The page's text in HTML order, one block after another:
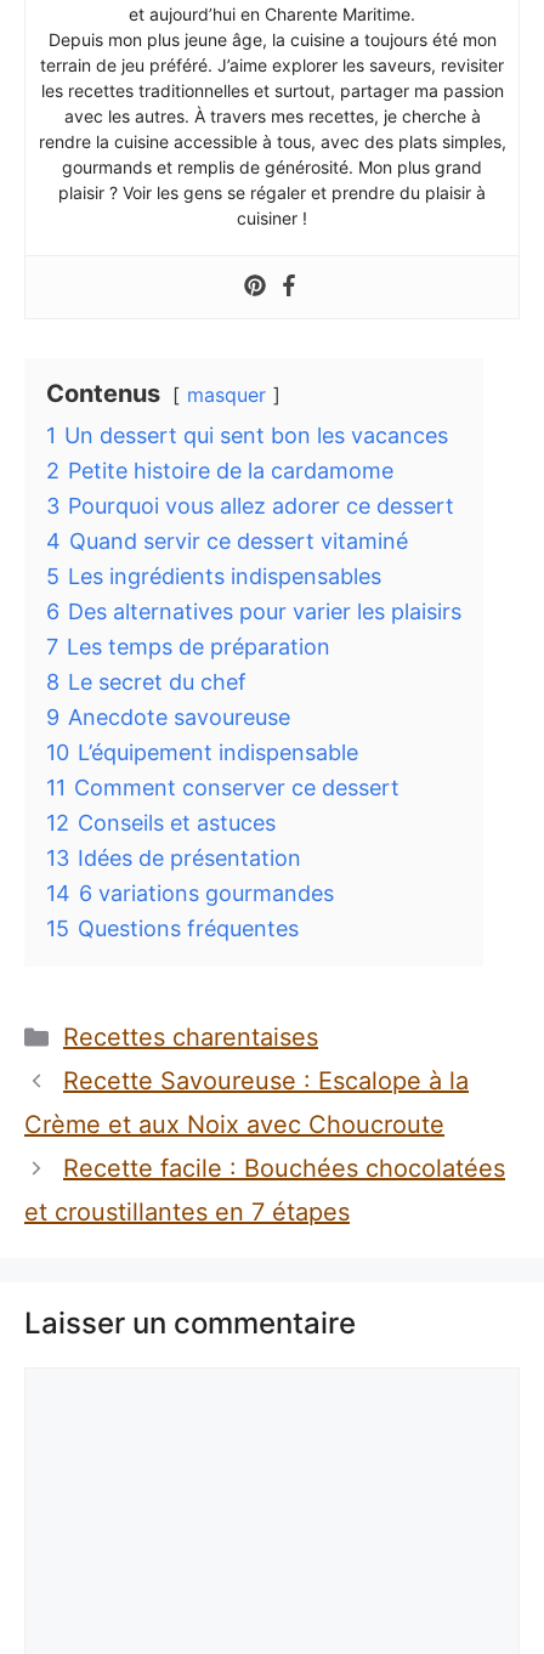
et aujourd’hui en Charente Maritime.
Depuis mon plus jeune âge, la cuisine a toujours été mon
terrain de jeu préféré. J’aime explorer les saveurs, revisiter
les recettes traditionnelles et surtout, partager ma passion
avec les autres. À travers mes recettes, je cherche à
rendre la cuisine accessible à tous, avec des plats simples,
gourmands et remplis de générosité. Mon plus grand
plaisir ? Voir les gens se régaler et prendre du plaisir à
cuisiner !
Contenus masquer
1 Un dessert qui sent bon les vacances
2 Petite histoire de la cardamome
3 Pourquoi vous allez adorer ce dessert
4 Quand servir ce dessert vitaminé
5 Les ingrédients indispensables
6 Des alternatives pour varier les plaisirs
7 Les temps de préparation
8 Le secret du chef
9 Anecdote savoureuse
10 L’équipement indispensable
11 Comment conserver ce dessert
12 Conseils et astuces
13 Idées de présentation
14 6 variations gourmandes
15 Questions fréquentes
Catégories
Recettes charentaises
Recette Savoureuse : Escalope à la
Crème et aux Noix avec Choucroute
Recette facile : Bouchées chocolatées
et croustillantes en 7 étapes
Laisser un commentaire